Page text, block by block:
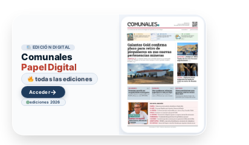
EDICIÓN DIGITAL
Comunales
Papel Digital
todas las ediciones
Acceder→
ediciones 2026